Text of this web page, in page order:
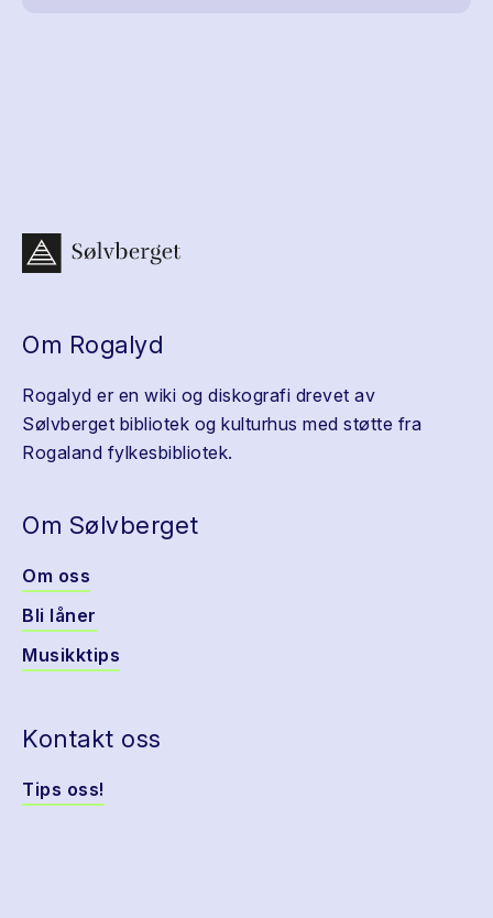
Om Rogalyd
Rogalyd er en wiki og diskografi drevet av
Sølvberget bibliotek og kulturhus med støtte fra
Rogaland fylkesbibliotek.
Om Sølvberget
Om oss
Bli låner
Musikktips
Kontakt oss
Tips oss!